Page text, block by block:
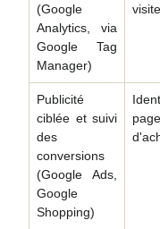
(Google
Analytics, via
Google Tag
Manager)
visite
Publicité
ciblée et suivi
des
conversions
(Google Ads,
Google
Shopping)